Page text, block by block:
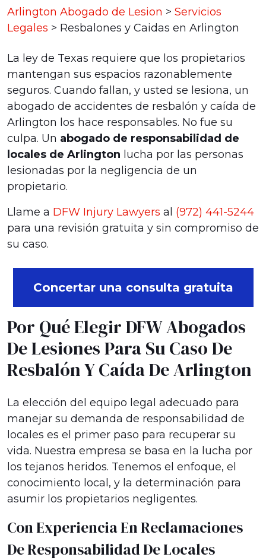
Arlington Abogado de Lesion > Servicios
Legales > Resbalones y Caidas en Arlington
La ley de Texas requiere que los propietarios
mantengan sus espacios razonablemente
seguros. Cuando fallan, y usted se lesiona, un
abogado de accidentes de resbalón y caída de
Arlington los hace responsables. No fue su
culpa. Un abogado de responsabilidad de
locales de Arlington lucha por las personas
lesionadas por la negligencia de un
propietario.
Llame a DFW Injury Lawyers al (972) 441-5244
para una revisión gratuita y sin compromiso de
su caso.
Concertar una consulta gratuita
Por Qué Elegir DFW Abogados
De Lesiones Para Su Caso De
Resbalón Y Caída De Arlington
La elección del equipo legal adecuado para
manejar su demanda de responsabilidad de
locales es el primer paso para recuperar su
vida. Nuestra empresa se basa en la lucha por
los tejanos heridos. Tenemos el enfoque, el
conocimiento local, y la determinación para
asumir los propietarios negligentes.
Con Experiencia En Reclamaciones
De Responsabilidad De Locales